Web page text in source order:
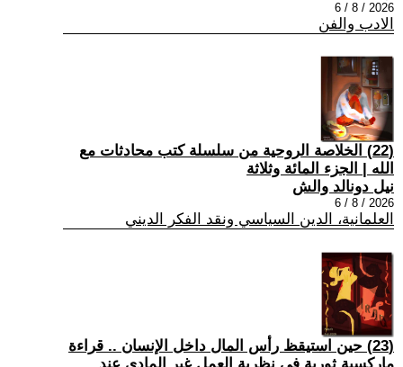
2026 / 8 / 6
الادب والفن
(22) الخلاصة الروحية من سلسلة كتب محادثات مع
الله | الجزء المائة وثلاثة
نيل دونالد والش
2026 / 8 / 6
العلمانية، الدين السياسي ونقد الفكر الديني
(23) حين استيقظ رأس المال داخل الإنسان .. قراءة